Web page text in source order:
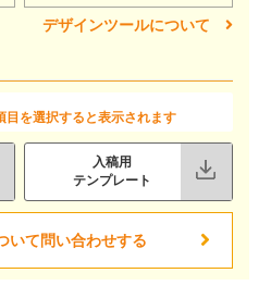
デザインツールについて
を選択すると表示されます
入稿用
テンプレート
いて問い合わせする